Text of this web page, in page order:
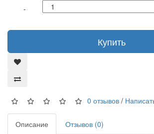
-
Купить
0 отзывов /
Описание
Отзывов (0)